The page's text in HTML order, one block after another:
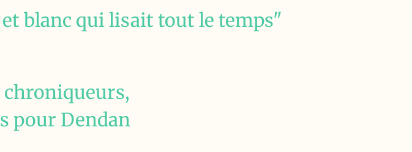
blanc qui lisait tout le temps"
pour Dendan